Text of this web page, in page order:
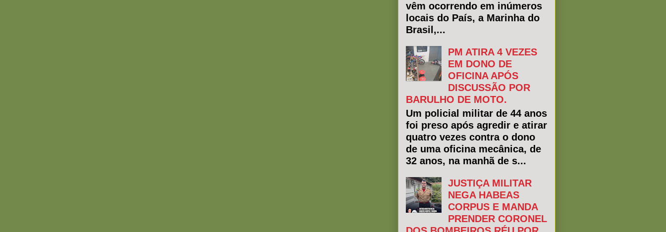
vêm ocorrendo em inúmeros
locais do País, a Marinha do
Brasil,...
PM ATIRA 4 VEZES
EM DONO DE
OFICINA APÓS
DISCUSSÃO POR
BARULHO DE MOTO.
Um policial militar de 44 anos
foi preso após agredir e atirar
quatro vezes contra o dono
de uma oficina mecânica, de
32 anos, na manhã de s...
JUSTIÇA MILITAR
NEGA HABEAS
CORPUS E MANDA
PRENDER CORONEL